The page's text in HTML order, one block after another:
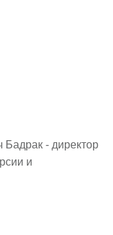
- директор
и